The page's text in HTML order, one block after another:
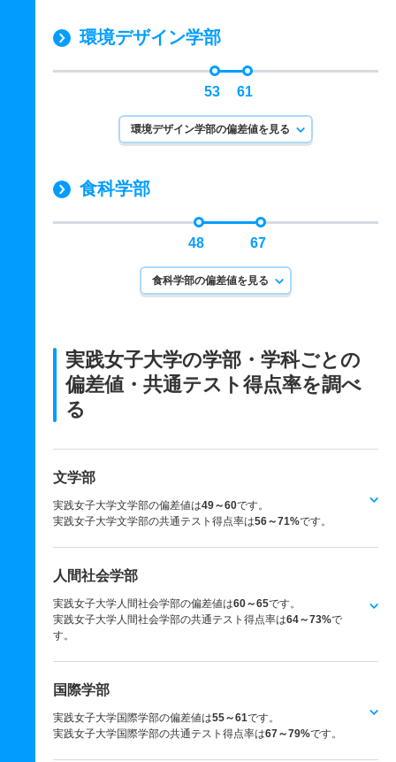
環境デザイン学部
53 61
環境デザイン学部の偏差値を見る
食科学部
48 67
食科学部の偏差値を見る
実践女子大学の学部・学科ごとの
偏差値・共通テスト得点率を調べ
る
文学部
実践女子大学文学部の偏差値は49～60です。
実践女子大学文学部の共通テスト得点率は56～71%です。
人間社会学部
実践女子大学人間社会学部の偏差値は60～65です。
実践女子大学人間社会学部の共通テスト得点率は64～73%で
す。
国際学部
実践女子大学国際学部の偏差値は55～61です。
実践女子大学国際学部の共通テスト得点率は67～79%です。